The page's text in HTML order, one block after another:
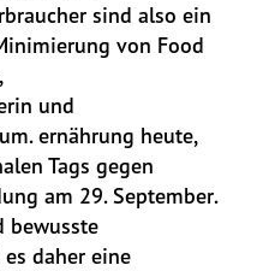
sind also ein
von Food
und
ernährung heute,
Tags gegen
am 29. September.
bewusste
daher eine